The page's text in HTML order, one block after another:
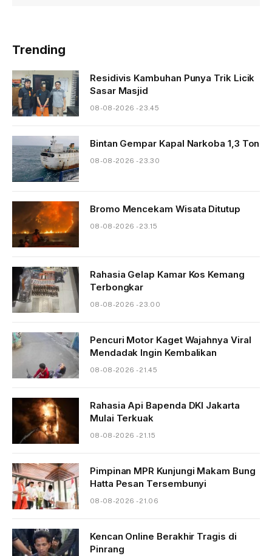
Trending
Residivis Kambuhan Punya Trik Licik
Sasar Masjid
08-08-2026 - 23.45
Bintan Gempar Kapal Narkoba 1,3 Ton
08-08-2026 - 23.30
Bromo Mencekam Wisata Ditutup
08-08-2026 - 23.15
Rahasia Gelap Kamar Kos Kemang
Terbongkar
08-08-2026 - 23.00
Pencuri Motor Kaget Wajahnya Viral
Mendadak Ingin Kembalikan
08-08-2026 - 21.45
Rahasia Api Bapenda DKI Jakarta
Mulai Terkuak
08-08-2026 - 21.15
Pimpinan MPR Kunjungi Makam Bung
Hatta Pesan Tersembunyi
08-08-2026 - 21.06
Kencan Online Berakhir Tragis di
Pinrang